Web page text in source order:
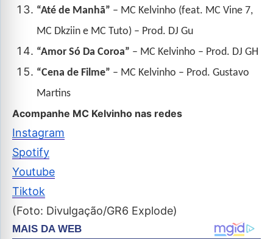
“Até de Manhã” – MC Kelvinho (feat. MC Vine 7,
MC Dkziin e MC Tuto) – Prod. DJ Gu
“Amor Só Da Coroa” – MC Kelvinho – Prod. DJ GH
“Cena de Filme” – MC Kelvinho – Prod. Gustavo
Martins
Acompanhe MC Kelvinho nas redes
Instagram
Spotify
Youtube
Tiktok
(Foto: Divulgação/GR6 Explode)